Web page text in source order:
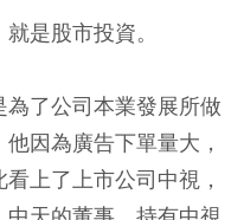
是股市投資。
了公司本業發展所做
因為廣告下單量大，
上了上市公司中視，